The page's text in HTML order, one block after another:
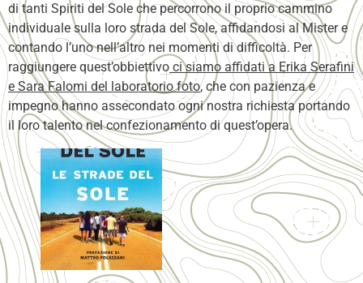
di tanti Spiriti del Sole che percorrono il proprio cammino
individuale sulla loro strada del Sole, affidandosi al Mister e
contando l’uno nell’altro nei momenti di difficoltà. Per
raggiungere quest’obbiettivo ci siamo affidati a Erika Serafini
e Sara Falomi del laboratorio foto, che con pazienza e
impegno hanno assecondato ogni nostra richiesta portando
il loro talento nel confezionamento di quest’opera.